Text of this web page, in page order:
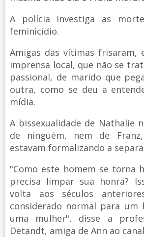
A polícia investiga as
feminicídio.
Amigas das vítimas frisaram,
imprensa local, que não se
passional, de marido que
outra, como se deu a
mídia.
A bissexualidade de Nathalie
de ninguém, nem de
estavam formalizando a
"Como este homem se torna
precisa limpar sua honra?
volta aos séculos
considerado normal para um
uma mulher", disse a
Detandt, amiga de Ann ao